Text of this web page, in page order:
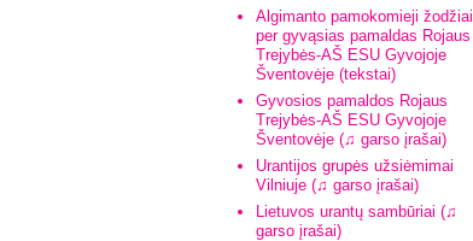
Algimanto pamokomieji žodžiai
per gyvąsias pamaldas Rojaus
Trejybės-AŠ ESU Gyvojoje
Šventovėje (tekstai)
Gyvosios pamaldos Rojaus
Trejybės-AŠ ESU Gyvojoje
Šventovėje (♫ garso įrašai)
Urantijos grupės užsiėmimai
Vilniuje (♫ garso įrašai)
Lietuvos urantų sambūriai (♫
garso įrašai)